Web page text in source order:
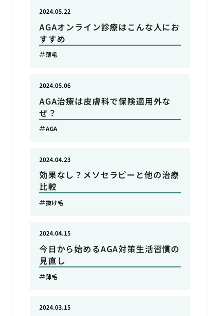
AGAオンライン診療はこんな人にお
すすめ
2024.05.22
薄毛
AGA治療は皮膚科で保険適用外な
ぜ？
2024.05.06
AGA
効果なし？メソセラピーと他の治療
比較
2024.04.23
抜け毛
今日から始めるAGA対策生活習慣の
見直し
2024.04.15
薄毛
2024.03.15